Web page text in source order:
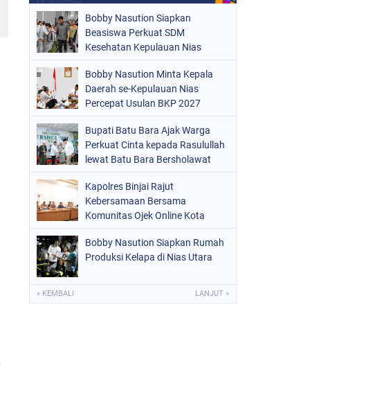
Bobby Nasution Siapkan
Beasiswa Perkuat SDM
Kesehatan Kepulauan Nias
Bobby Nasution Minta Kepala
Daerah se-Kepulauan Nias
Percepat Usulan BKP 2027
Bupati Batu Bara Ajak Warga
Perkuat Cinta kepada Rasulullah
lewat Batu Bara Bersholawat
Kapolres Binjai Rajut
Kebersamaan Bersama
Komunitas Ojek Online Kota
Bobby Nasution Siapkan Rumah
Produksi Kelapa di Nias Utara
« KEMBALI LANJUT »